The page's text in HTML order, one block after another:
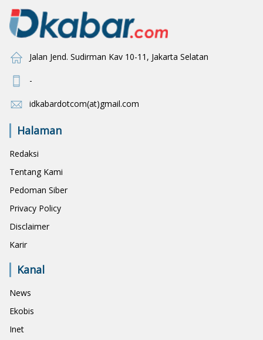
Jalan Jend. Sudirman Kav 10-11, Jakarta Selatan
-
idkabardotcom(at)gmail.com
Halaman
Redaksi
Tentang Kami
Pedoman Siber
Privacy Policy
Disclaimer
Karir
Kanal
News
Ekobis
Inet